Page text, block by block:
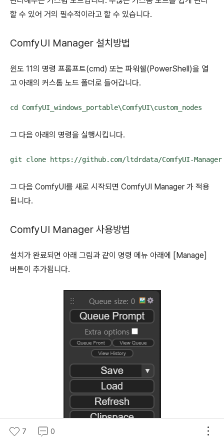
할 수 있어 거의 필수적이라고 할 수 있습니다.
ComfyUI Manager 설치방법
윈도 11의 명령 프롬프트(cmd) 또는 파워쉘(PowerShell)을 열
고 아래의 커스톰 노드 폴더로 들어갑니다.
cd ComfyUI_windows_portable\ComfyUI\custom_nodes
그 다음 아래의 명령을 실행시킵니다.
git clone https://github.com/ltdrdata/ComfyUI-Manager
그 다음 ComfyUI를 새로 시작되면 ComfyUI Manager 가 적용
됩니다.
ComfyUI Manager 사용방법
설치가 완료되면 아래 그림과 같이 명령 메뉴 아래에 [Manage]
버튼이 추가됩니다.
7 0